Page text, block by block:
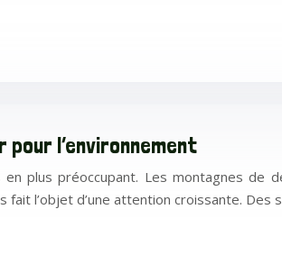
pour l’environnement
plus préoccupant. Les montagnes
l’objet d’une attention croissante. Des